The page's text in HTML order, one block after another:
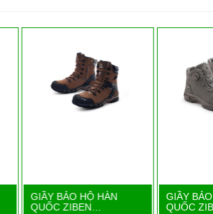
Chi tiết
GIẦY BẢO HỘ HÀN
QUỐC ZIBEN…
GIẦY BẢO
QUỐC